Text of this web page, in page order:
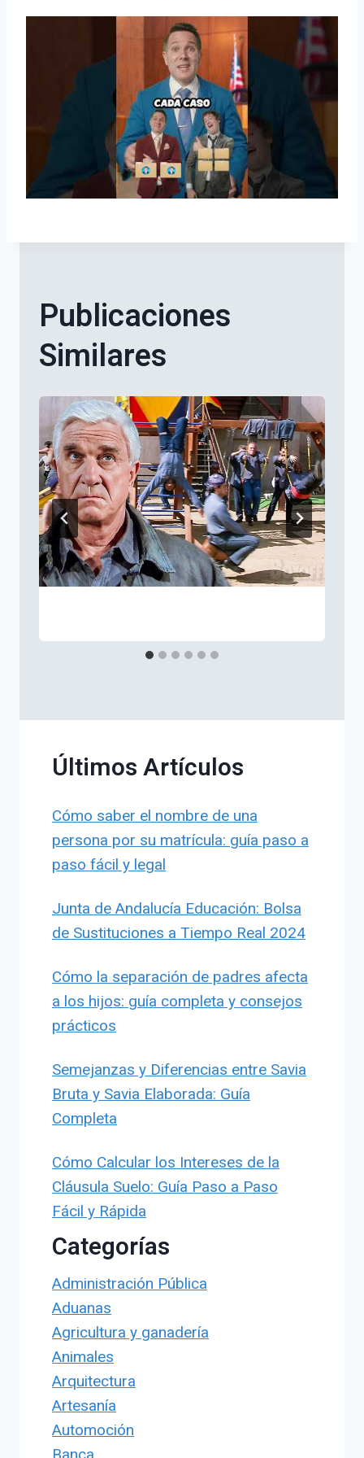
Publicaciones
Similares
Últimos Artículos
Cómo saber el nombre de una
persona por su matrícula: guía paso a
paso fácil y legal
Junta de Andalucía Educación: Bolsa
de Sustituciones a Tiempo Real 2024
Cómo la separación de padres afecta
a los hijos: guía completa y consejos
prácticos
Semejanzas y Diferencias entre Savia
Bruta y Savia Elaborada: Guía
Completa
Cómo Calcular los Intereses de la
Cláusula Suelo: Guía Paso a Paso
Fácil y Rápida
Categorías
Administración Pública
Aduanas
Agricultura y ganadería
Animales
Arquitectura
Artesanía
Automoción
Banca